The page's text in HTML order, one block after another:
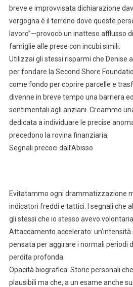
breve e improvvisata dichiarazione
vergogna è il terreno dove queste
lavoro”—provocò un inatteso afflusso
famiglie alle prese con incubi simili.
Utilizzai gli stessi risparmi che Denise
per fondare la Second Shore
come fondo per coprire parcelle e
divenne in breve tempo una barriera
sentimentali agli anziani. Creammo
dedicata a individuare le precise
precedono la rovina finanziaria.
Segnali precoci dall’Abisso
Evitatammo ogni drammatizzazione
indicatori freddi e tattici. I segnali che
gli stessi che io stesso avevo
Attaccamento accelerato:
pensata per aggirare i normali periodi
perdita profonda.
Opacità biografica: Storie personali
plausibili ma che, a un esame anche